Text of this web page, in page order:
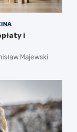
i
Majewski